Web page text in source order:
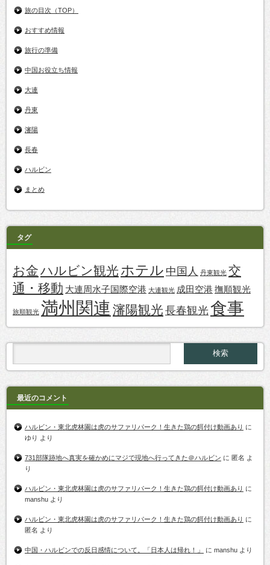
旅の目次（TOP）
おすすめ情報
旅行の準備
中国お役立ち情報
大連
丹東
瀋陽
長春
ハルビン
まとめ
タグ
お金ハルビン観光 ホテル 中国人 丹東観光 交
通・移動 大連周水子国際空港 大連観光 成田空港 撫順観光
旅順観光 満州関連 瀋陽観光長春観光食事
最近のコメント
ハルビン・東北虎林園は虎のサファリパーク！生きた鶏の餌付け動画あり に
ゆり より
731部隊跡地へ真実を確かめにマジで現地へ行ってきた＠ハルビン に 匿名 よ
り
ハルビン・東北虎林園は虎のサファリパーク！生きた鶏の餌付け動画あり に
manshu より
ハルビン・東北虎林園は虎のサファリパーク！生きた鶏の餌付け動画あり に
匿名 より
中国・ハルビンでの反日感情について。「日本人は帰れ！」 に manshu より